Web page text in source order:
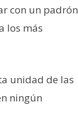
con un padrón
los más
unidad de las
ningún